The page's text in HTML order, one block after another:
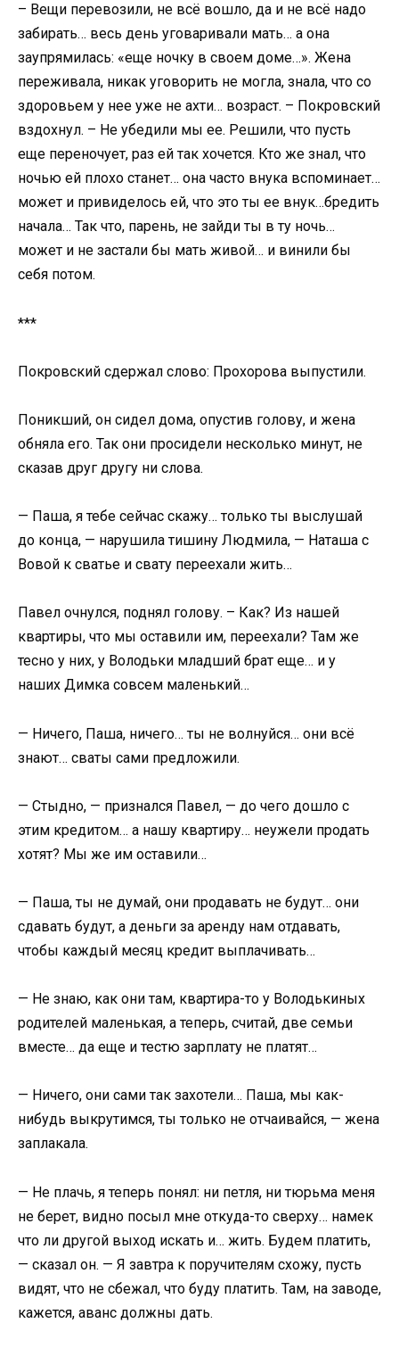
– Вещи перевозили, не всё вошло, да и не всё надо
забирать… весь день уговаривали мать… а она
заупрямилась: «еще ночку в своем доме…». Жена
переживала, никак уговорить не могла, знала, что со
здоровьем у нее уже не ахти… возраст. – Покровский
вздохнул. – Не убедили мы ее. Решили, что пусть
еще переночует, раз ей так хочется. Кто же знал, что
ночью ей плохо станет… она часто внука вспоминает…
может и привиделось ей, что это ты ее внук…бредить
начала… Так что, парень, не зайди ты в ту ночь…
может и не застали бы мать живой… и винили бы
себя потом.
***
Покровский сдержал слово: Прохорова выпустили.
Поникший, он сидел дома, опустив голову, и жена
обняла его. Так они просидели несколько минут, не
сказав друг другу ни слова.
— Паша, я тебе сейчас скажу… только ты выслушай
до конца, — нарушила тишину Людмила, — Наташа с
Вовой к сватье и свату переехали жить…
Павел очнулся, поднял голову. – Как? Из нашей
квартиры, что мы оставили им, переехали? Там же
тесно у них, у Володьки младший брат еще… и у
наших Димка совсем маленький…
— Ничего, Паша, ничего… ты не волнуйся… они всё
знают… сваты сами предложили.
— Стыдно, — признался Павел, — до чего дошло с
этим кредитом… а нашу квартиру… неужели продать
хотят? Мы же им оставили…
— Паша, ты не думай, они продавать не будут… они
сдавать будут, а деньги за аренду нам отдавать,
чтобы каждый месяц кредит выплачивать…
— Не знаю, как они там, квартира-то у Володькиных
родителей маленькая, а теперь, считай, две семьи
вместе… да еще и тестю зарплату не платят…
— Ничего, они сами так захотели… Паша, мы как-
нибудь выкрутимся, ты только не отчаивайся, — жена
заплакала.
— Не плачь, я теперь понял: ни петля, ни тюрьма меня
не берет, видно посыл мне откуда-то сверху… намек
что ли другой выход искать и… жить. Будем платить,
— сказал он. — Я завтра к поручителям схожу, пусть
видят, что не сбежал, что буду платить. Там, на заводе,
кажется, аванс должны дать.